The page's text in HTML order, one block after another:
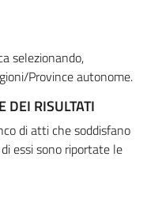
selezionando,
Province autonome.
RISULTATI
di atti che soddisfano
essi sono riportate le